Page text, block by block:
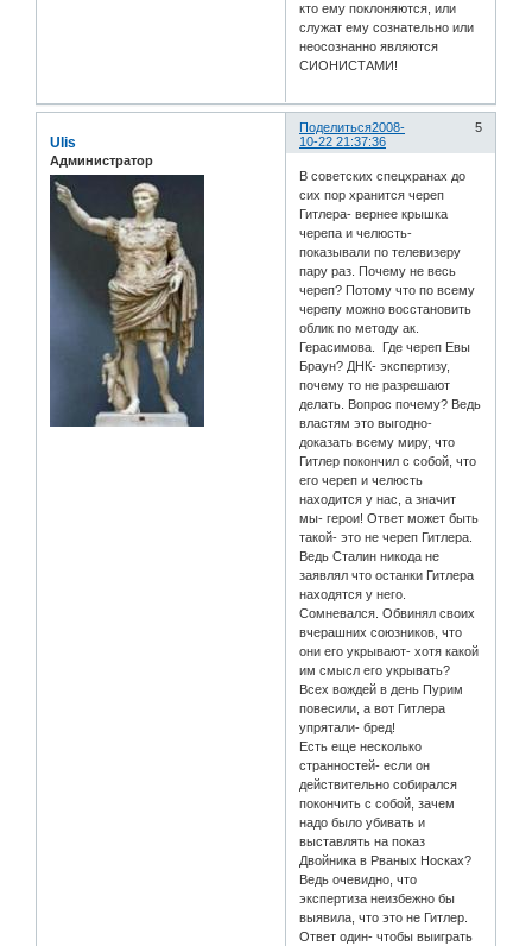
кто ему поклоняются, или
служат ему сознательно или
неосознанно являются
СИОНИСТАМИ!
Поделиться 5
2008-
10-22 21:37:36
Ulis
Администратор
В советских спецхранах до
сих пор хранится череп
Гитлера- вернее крышка
черепа и челюсть-
показывали по телевизеру
пару раз. Почему не весь
череп? Потому что по всему
черепу можно восстановить
облик по методу ак.
Герасимова. Где череп Евы
Браун? ДНК- экспертизу,
почему то не разрешают
делать. Вопрос почему? Ведь
властям это выгодно-
доказать всему миру, что
Гитлер покончил с собой, что
его череп и челюсть
находится у нас, а значит
мы- герои! Ответ может быть
такой- это не череп Гитлера.
Ведь Сталин никода не
заявлял что останки Гитлера
находятся у него.
Сомневался. Обвинял своих
вчерашних союзников, что
они его укрывают- хотя какой
им смысл его укрывать?
Всех вождей в день Пурим
повесили, а вот Гитлера
упрятали- бред!
Есть еще несколько
странностей- если он
действительно собирался
покончить с собой, зачем
надо было убивать и
выставлять на показ
Двойника в Рваных Носках?
Ведь очевидно, что
экспертиза неизбежно бы
выявила, что это не Гитлер.
Ответ один- чтобы выиграть